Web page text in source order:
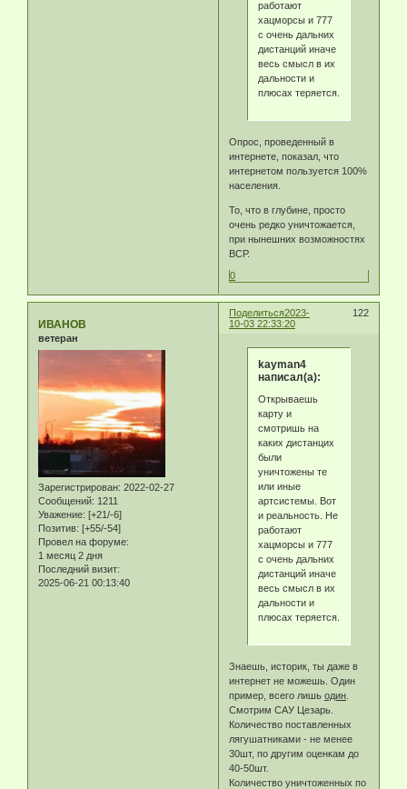
работают
хацморсы и 777
с очень дальних
дистанций иначе
весь смысл в их
дальности и
плюсах теряется.
Опрос, проведенный в
интернете, показал, что
интернетом пользуется 100%
населения.
То, что в глубине, просто
очень редко уничтожается,
при нынешних возможностях
ВСР.
0
Поделиться 122
2023-
10-03 22:33:20
ИВАНОВ
ветеран
Зарегистрирован: 2022-02-27
Сообщений: 1211
Уважение: [+21/-6]
Позитив: [+55/-54]
Провел на форуме:
1 месяц 2 дня
Последний визит:
2025-06-21 00:13:40
kayman4
написал(а):
Открываешь
карту и
смотришь на
каких дистанцих
были
уничтожены те
или иные
артсистемы. Вот
и реальность. Не
работают
хацморсы и 777
с очень дальних
дистанций иначе
весь смысл в их
дальности и
плюсах теряется.
Знаешь, историк, ты даже в
интернет не можешь. Один
пример, всего лишьодин
Смотрим САУ Цезарь.
Количество поставленных
лягушатниками - не менее
30шт, по другим оценкам до
40-50шт.
Количество уничтоженных по